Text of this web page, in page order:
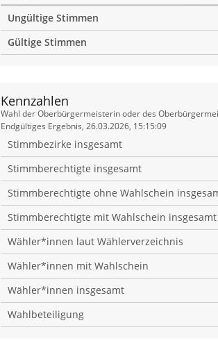
Ungültige Stimmen
Gültige Stimmen
Kennzahlen
Kennzahlen
Wahl der Oberbürgermeisterin oder des
Endgültiges Ergebnis, 26.03.2026, 15:15:09
Stimmbezirke insgesamt
Stimmberechtigte insgesamt
Stimmberechtigte ohne Wahlschein
Stimmberechtigte mit Wahlschein insgesamt
Wähler*innen laut Wählerverzeichnis
Wähler*innen mit Wahlschein
Wähler*innen insgesamt
Wahlbeteiligung